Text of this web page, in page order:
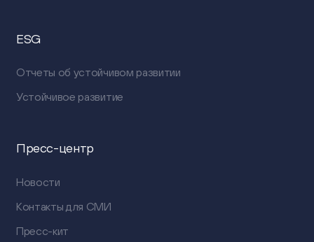
ESG
Отчеты об устойчивом развитии
Устойчивое развитие
Пресс-центр
Новости
Контакты для СМИ
Пресс-кит